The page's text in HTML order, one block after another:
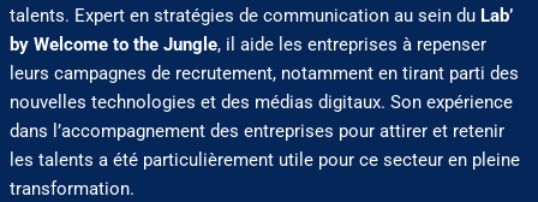
talents. Expert en stratégies de communication au sein du Lab’
by Welcome to the Jungle, il aide les entreprises à repenser
leurs campagnes de recrutement, notamment en tirant parti des
nouvelles technologies et des médias digitaux. Son expérience
dans l’accompagnement des entreprises pour attirer et retenir
les talents a été particulièrement utile pour ce secteur en pleine
transformation.